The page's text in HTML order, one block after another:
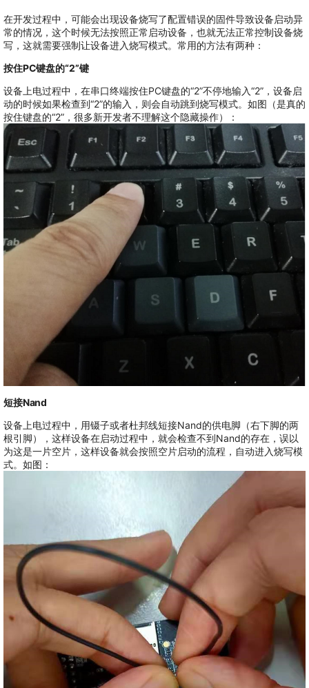
在开发过程中，可能会出现设备烧写了配置错误的固件导致设备启动异
常的情况，这个时候无法按照正常启动设备，也就无法正常控制设备烧
写，这就需要强制让设备进入烧写模式。常用的方法有两种：
按住PC键盘的“2”键
设备上电过程中，在串口终端按住PC键盘的“2”不停地输入“2”，设备启
动的时候如果检查到“2”的输入，则会自动跳到烧写模式。如图（是真的
按住键盘的“2”，很多新开发者不理解这个隐藏操作）：
短接Nand
设备上电过程中，用镊子或者杜邦线短接Nand的供电脚（右下脚的两
根引脚），这样设备在启动过程中，就会检查不到Nand的存在，误以
为这是一片空片，这样设备就会按照空片启动的流程，自动进入烧写模
式。如图：